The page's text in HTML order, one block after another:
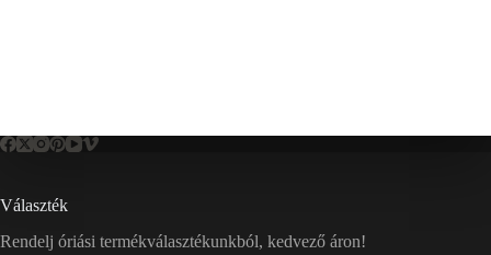
Választék
Rendelj óriási termékválasztékunkból, kedvező áron!